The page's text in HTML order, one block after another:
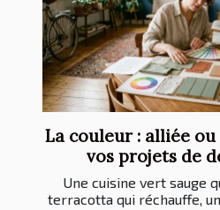
La couleur : alliée
vos projets de
Une cuisine vert sauge
terracotta qui réchauffe,